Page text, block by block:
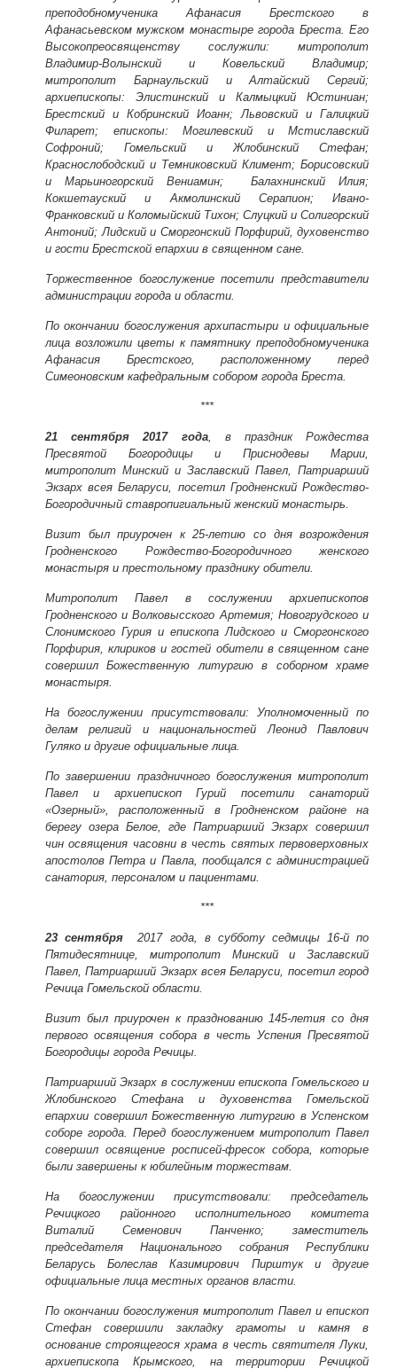
преподобномученика Афанасия Брестского в
Афанасьевском мужском монастыре города Бреста. Его
Высокопреосвященству сослужили: митрополит
Владимир-Волынский и Ковельский Владимир;
митрополит Барнаульский и Алтайский Сергий;
архиепископы: Элистинский и Калмыцкий Юстиниан;
Брестский и Кобринский Иоанн; Львовский и Галицкий
Филарет; епископы: Могилевский и Мстиславский
Софроний; Гомельский и Жлобинский Стефан;
Краснослободский и Темниковский Климент; Борисовский
и Марьиногорский Вениамин; Балахнинский Илия;
Кокшетауский и Акмолинский Серапион; Ивано-
Франковский и Коломыйский Тихон; Слуцкий и Солигорский
Антоний; Лидский и Сморгонский Порфирий, духовенство
и гости Брестской епархии в священном сане.
Торжественное богослужение посетили представители
администрации города и области.
По окончании богослужения архипастыри и официальные
лица возложили цветы к памятнику преподобномученика
Афанасия Брестского, расположенному перед
Симеоновским кафедральным собором города Бреста.
***
21 сентября 2017 года, в праздник Рождества
Пресвятой Богородицы и Приснодевы Марии,
митрополит Минский и Заславский Павел, Патриарший
Экзарх всея Беларуси, посетил Гродненский Рождество-
Богородичный ставропигиальный женский монастырь.
Визит был приурочен к 25-летию со дня возрождения
Гродненского Рождество-Богородичного женского
монастыря и престольному празднику обители.
Митрополит Павел в сослужении архиепископов
Гродненского и Волковысского Артемия; Новогрудского и
Слонимского Гурия и епископа Лидского и Сморгонского
Порфирия, клириков и гостей обители в священном сане
совершил Божественную литургию в соборном храме
монастыря.
На богослужении присутствовали: Уполномоченный по
делам религий и национальностей Леонид Павлович
Гуляко и другие официальные лица.
По завершении праздничного богослужения митрополит
Павел и архиепископ Гурий посетили санаторий
«Озерный», расположенный в Гродненском районе на
берегу озера Белое, где Патриарший Экзарх совершил
чин освящения часовни в честь святых первоверховных
апостолов Петра и Павла, пообщался с администрацией
санатория, персоналом и пациентами.
***
23 сентября 2017 года, в субботу седмицы 16-й по
Пятидесятнице, митрополит Минский и Заславский
Павел, Патриарший Экзарх всея Беларуси, посетил город
Речица Гомельской области.
Визит был приурочен к празднованию 145-летия со дня
первого освящения собора в честь Успения Пресвятой
Богородицы города Речицы.
Патриарший Экзарх в сослужении епископа Гомельского и
Жлобинского Стефана и духовенства Гомельской
епархии совершил Божественную литургию в Успенском
соборе города. Перед богослужением митрополит Павел
совершил освящение росписей-фресок собора, которые
были завершены к юбилейным торжествам.
На богослужении присутствовали: председатель
Речицкого районного исполнительного комитета
Виталий Семенович Панченко; заместитель
председателя Национального собрания Республики
Беларусь Болеслав Казимирович Пирштук и другие
официальные лица местных органов власти.
По окончании богослужения митрополит Павел и епископ
Стефан совершили закладку грамоты и камня в
основание строящегося храма в честь святителя Луки,
архиепископа Крымского, на территории Речицкой